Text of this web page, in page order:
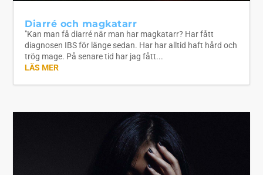
Diarré och magkatarr
"Kan man få diarré när man har magkatarr? Har fått
diagnosen IBS för länge sedan. Har har alltid haft hård och
trög mage. På senare tid har jag fått...
LÄS MER